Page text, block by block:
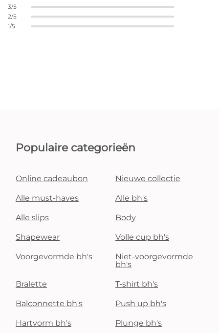
3/5
2/5
1/5
Populaire categorieën
Online cadeaubon Nieuwe collectie
Alle must-haves Alle bh's
Alle slips Body
Shapewear Volle cup bh's
Voorgevormde bh's
Niet-voorgevormde
bh's
Bralette T-shirt bh's
Balconnette bh's Push up bh's
Hartvorm bh's Plunge bh's